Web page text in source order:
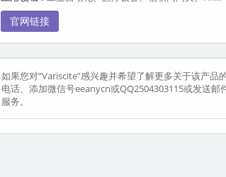
官网链接
如果您对“Variscite”感兴趣并希望了解更多关于该产
电话、添加微信号eeanycn或QQ2504303115或发送
服务。